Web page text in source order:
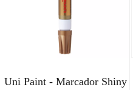
Uni Paint - Marcador Shiny